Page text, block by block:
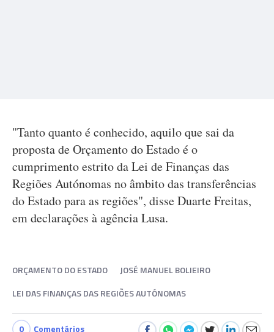
"Tanto quanto é conhecido, aquilo que sai da
proposta de Orçamento do Estado é o
cumprimento estrito da Lei de Finanças das
Regiões Autónomas no âmbito das transferências
do Estado para as regiões", disse Duarte Freitas,
em declarações à agência Lusa.
ORÇAMENTO DO ESTADO
JOSÉ MANUEL BOLIEIRO
LEI DAS FINANÇAS DAS REGIÕES AUTÓNOMAS
0 Comentários